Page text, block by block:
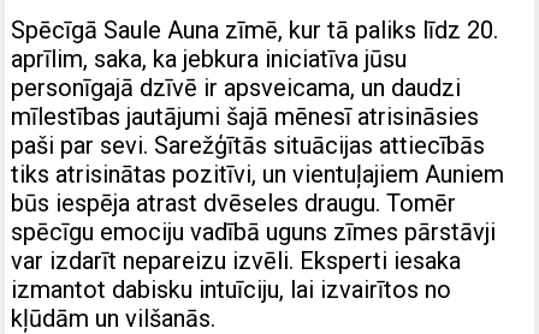
Spēcīgā Saule Auna zīmē, kur tā paliks līdz 20.
aprīlim, saka, ka jebkura iniciatīva jūsu
personīgajā dzīvē ir apsveicama, un daudzi
mīlestības jautājumi šajā mēnesī atrisināsies
paši par sevi. Sarežģītās situācijas attiecībās
tiks atrisinātas pozitīvi, un vientuļajiem Auniem
būs iespēja atrast dvēseles draugu. Tomēr
spēcīgu emociju vadībā uguns zīmes pārstāvji
var izdarīt nepareizu izvēli. Eksperti iesaka
izmantot dabisku intuīciju, lai izvairītos no
kļūdām un vilšanās.